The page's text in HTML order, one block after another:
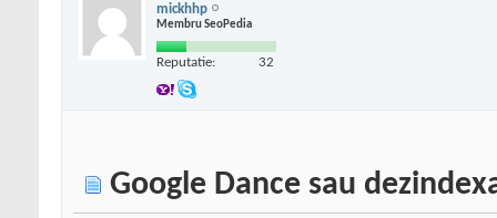
mickhhp
Membru SeoPedia
Reputatie: 32
Google Dance sau